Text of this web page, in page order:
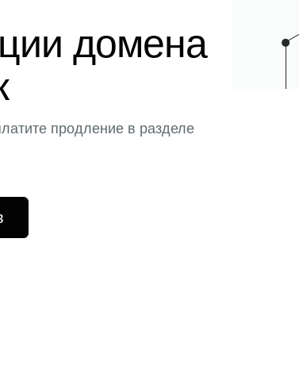
домена
продление в разделе